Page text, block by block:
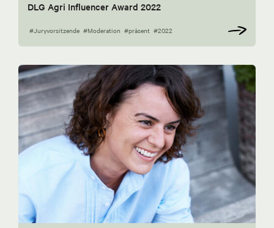
DLG Agri Influencer Award 2022
#Juryvorsitzende #Moderation #präsent #2022